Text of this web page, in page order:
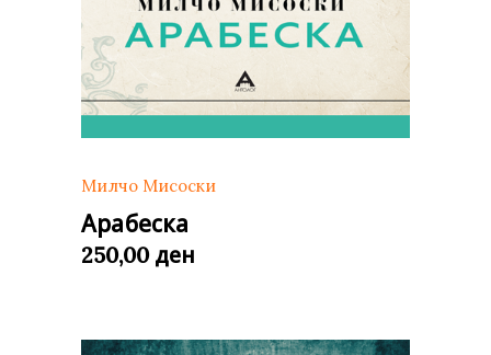
Милчо Мисоски
Арабеска
250,00 ден